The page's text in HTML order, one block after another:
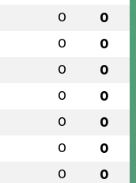
0 0
0 0
0 0
0 0
0 0
0 0
0 0